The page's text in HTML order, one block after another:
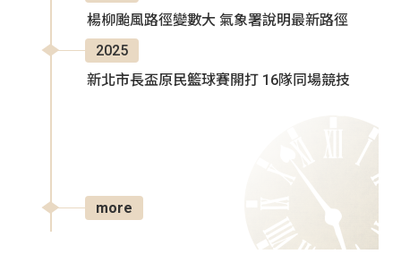
楊柳颱風路徑變數大 氣象署說明最新路徑
2025
新北市長盃原民籃球賽開打 16隊同場競技
more